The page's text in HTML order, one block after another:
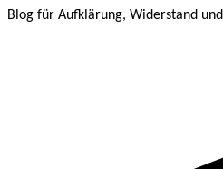
Blog für Aufklärung, Widerstand